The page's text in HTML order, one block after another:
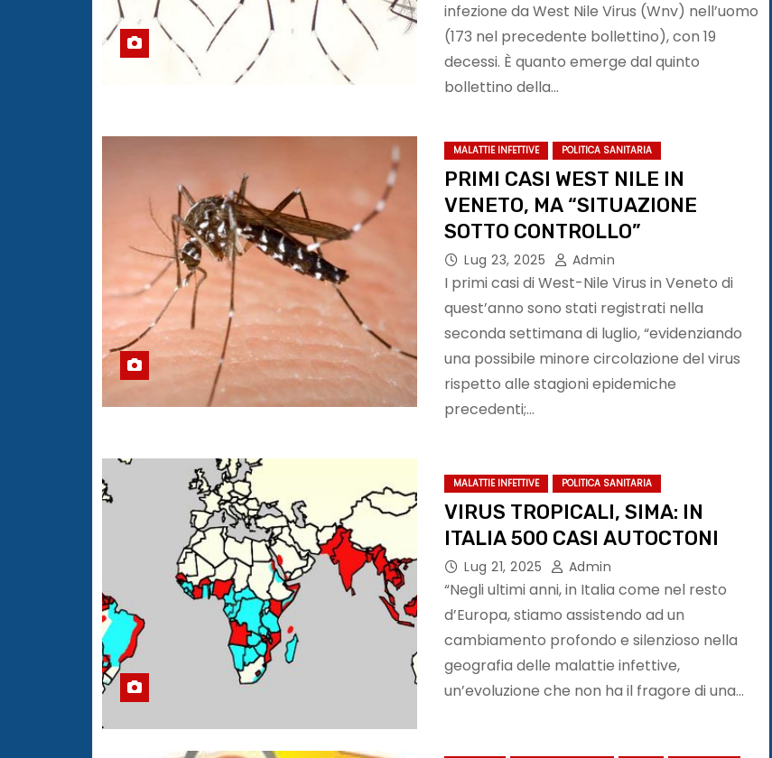
infezione da West Nile Virus (Wnv) nell’uomo
(173 nel precedente bollettino), con 19
decessi. È quanto emerge dal quinto
bollettino della…
MALATTIE INFETTIVE POLITICA SANITARIA
PRIMI CASI WEST NILE IN
VENETO, MA “SITUAZIONE
SOTTO CONTROLLO”
Lug 23, 2025 Admin
I primi casi di West-Nile Virus in Veneto di
quest’anno sono stati registrati nella
seconda settimana di luglio, “evidenziando
una possibile minore circolazione del virus
rispetto alle stagioni epidemiche
precedenti;…
MALATTIE INFETTIVE POLITICA SANITARIA
VIRUS TROPICALI, SIMA: IN
ITALIA 500 CASI AUTOCTONI
Lug 21, 2025 Admin
“Negli ultimi anni, in Italia come nel resto
d’Europa, stiamo assistendo ad un
cambiamento profondo e silenzioso nella
geografia delle malattie infettive,
un’evoluzione che non ha il fragore di una…